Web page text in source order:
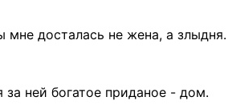
досталась не жена, а злыдня.
ней богатое приданое - дом.